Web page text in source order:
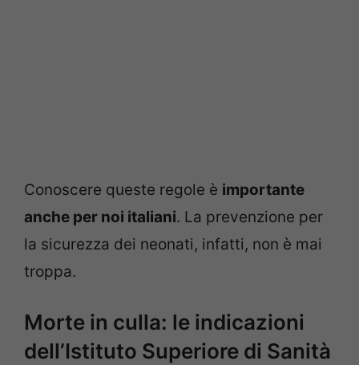
Conoscere queste regole è importante
anche per noi italiani. La prevenzione per
la sicurezza dei neonati, infatti, non è mai
troppa.
Morte in culla: le indicazioni
dell’Istituto Superiore di Sanità